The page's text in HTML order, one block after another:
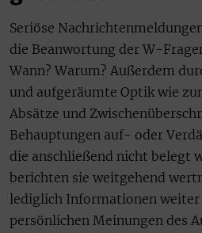
Seriöse
die Beanwortung der W-
Wann? Warum? Außerdem
und aufgeräumte Optik wie
Absätze und
Behauptungen auf- oder
die anschließend nicht belegt
berichten sie weitgehend
lediglich Informationen weiter
persönlichen Meinungen des